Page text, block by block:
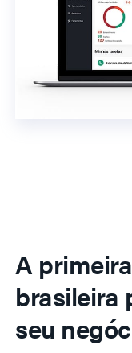
A
brasileira
seu